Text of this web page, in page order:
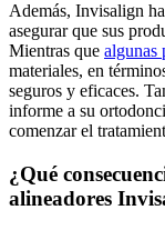
Además, Invisalign
asegurar que sus
Mientras que algunas
materiales, en
seguros y eficaces.
informe a su
comenzar el
¿Qué
alineadores